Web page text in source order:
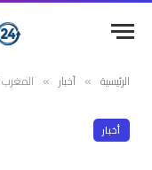
الرئيسية » أخبار » المغرب
أخبار